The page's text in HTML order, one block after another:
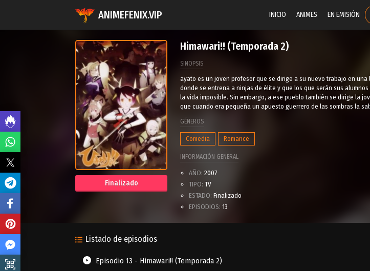
ANIMEFENIX.VIP INICIO ANIMES EN EMISIÓN
Finalizado
Himawari!! (Temporada 2)
SINOPSIS
ayato es un joven profesor que se dirige a su nuevo trabajo en
donde se entrena a ninjas de élite y que los que serán sus
la vida imposible. Sin embargo, a ese pueblo también se dirige la
que cuando era pequeña un apuesto guerrero de las sombras la
GÉNEROS
Comedia Romance
INFORMACIÓN GENERAL
AÑO: 2007
TIPO: TV
ESTADO: Finalizado
EPISODIOS: 13
Listado de episodios
Episodio 13 - Himawari!! (Temporada 2)